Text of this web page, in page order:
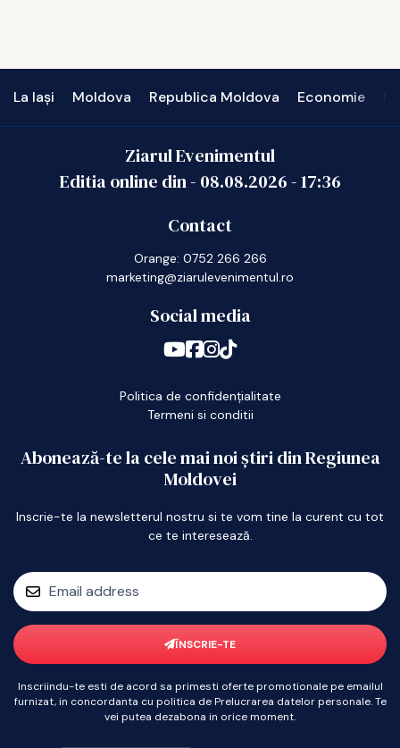
La Iași Moldova Republica Moldova Economie
Ziarul Evenimentul
Editia online din - 08.08.2026-17:36
Contact
Orange: 0752 266 266
marketing@ziarulevenimentul.ro
Social media
Politica de confidențialitate
Termeni si conditii
Abonează-te la cele mai noi știri din Regiunea
Moldovei
Inscrie-te la newsletterul nostru si te vom tine la curent cu tot
ce te interesează.
ÎNSCRIE-TE
Inscriindu-te esti de acord sa primesti oferte promotionale pe emailul
furnizat, in concordanta cu politica de Prelucrarea datelor personale. Te
vei putea dezabona in orice moment.